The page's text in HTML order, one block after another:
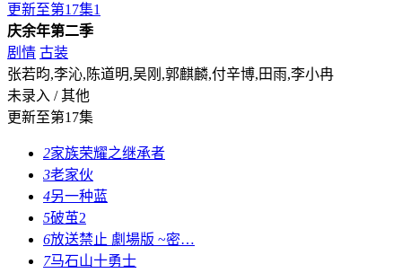
更新至第17集1
庆余年第二季
剧情 古装
张若昀,李沁,陈道明,吴刚,郭麒麟,付辛博,田雨,李小冉
未录入 / 其他
更新至第17集
2家族荣耀之继承者
3老家伙
4另一种蓝
5破茧2
6放送禁止 劇場版 ~密…
7马石山十勇士